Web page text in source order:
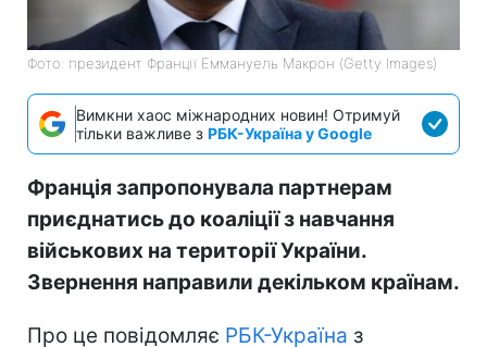
Фото: президент Франції Еммануель Макрон (Getty Images)
Вимкни хаос міжнародних новин! Отримуй
тільки важливе з РБК-Україна у Google
Франція запропонувала партнерам
приєднатись до коаліції з навчання
військових на території України.
Звернення направили декільком країнам.
Про це повідомляє РБК-Україна з